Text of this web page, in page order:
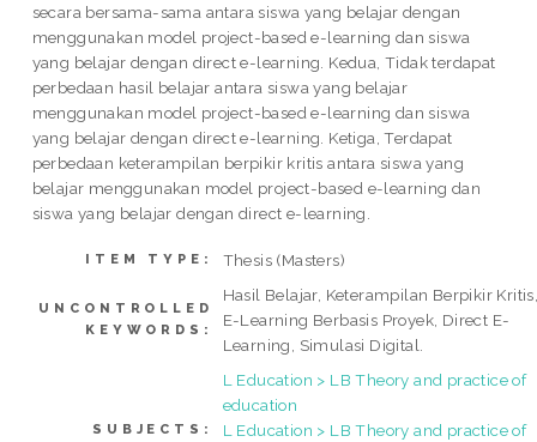
secara bersama-sama antara siswa yang belajar dengan
menggunakan model project-based e-learning dan siswa
yang belajar dengan direct e-learning. Kedua, Tidak terdapat
perbedaan hasil belajar antara siswa yang belajar
menggunakan model project-based e-learning dan siswa
yang belajar dengan direct e-learning. Ketiga, Terdapat
perbedaan keterampilan berpikir kritis antara siswa yang
belajar menggunakan model project-based e-learning dan
siswa yang belajar dengan direct e-learning.
ITEM TYPE: Thesis (Masters)
UNCONTROLLED
KEYWORDS:
Hasil Belajar, Keterampilan Berpikir
E-Learning Berbasis Proyek, Direct E-
Learning, Simulasi Digital.
SUBJECTS:
L Education > LB Theory and practice of
education
L Education > LB Theory and practice of